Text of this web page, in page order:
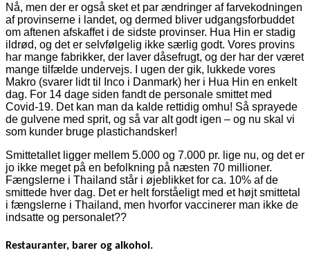
Nå, men der er også sket et par ændringer af farvekodningen
af provinserne i landet, og dermed bliver udgangsforbuddet
om aftenen afskaffet i de sidste provinser. Hua Hin er stadig
ildrød, og det er selvfølgelig ikke særlig godt. Vores provins
har mange fabrikker, der laver dåsefrugt, og der har der været
mange tilfælde undervejs. I ugen der gik, lukkede vores
Makro (svarer lidt til Inco i Danmark) her i Hua Hin en enkelt
dag. For 14 dage siden fandt de personale smittet med
Covid-19. Det kan man da kalde rettidig omhu! Så sprayede
de gulvene med sprit, og så var alt godt igen – og nu skal vi
som kunder bruge plastichandsker!
Smittetallet ligger mellem 5.000 og 7.000 pr. lige nu, og det er
jo ikke meget på en befolkning på næsten 70 millioner.
Fængslerne i Thailand står i øjeblikket for ca. 10% af de
smittede hver dag. Det er helt forståeligt med et højt smittetal
i fængslerne i Thailand, men hvorfor vaccinerer man ikke de
indsatte og personalet??
Restauranter, barer og alkohol.